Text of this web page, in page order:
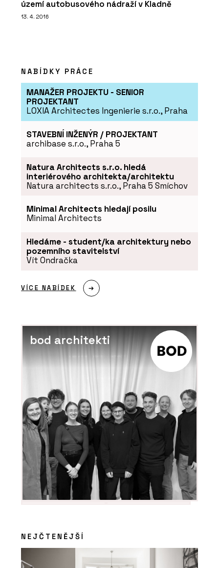
území autobusového nádraží v Kladně
13. 4. 2016
NABÍDKY PRÁCE
MANAŽER PROJEKTU - SENIOR
PROJEKTANT
LOXIA Architectes Ingenierie s.r.o., Praha
STAVEBNÍ INŽENÝR / PROJEKTANT
archibase s.r.o., Praha 5
Natura Architects s.r.o. hledá
interiérového architekta/architektu
Natura architects s.r.o., Praha 5 Smíchov
Minimal Architects hledají posilu
Minimal Architects
Hledáme - student/ka architektury nebo
pozemního stavitelství
Vít Ondračka
VÍCE NABÍDEK
bod architekti
NEJČTENĚJŠÍ